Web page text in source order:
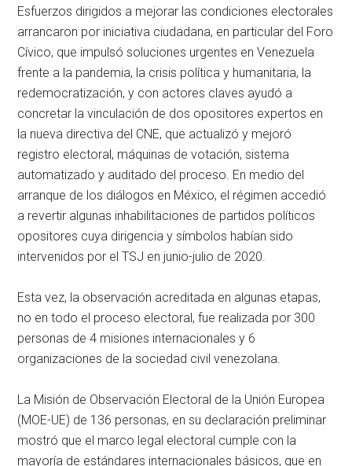
Esfuerzos dirigidos a mejorar las condiciones electorales
arrancaron por iniciativa ciudadana, en particular del Foro
Cívico, que impulsó soluciones urgentes en Venezuela
frente a la pandemia, la crisis política y humanitaria, la
redemocratización, y con actores claves ayudó a
concretar la vinculación de dos opositores expertos en
la nueva directiva del CNE, que actualizó y mejoró
registro electoral, máquinas de votación, sistema
automatizado y auditado del proceso. En medio del
arranque de los diálogos en México, el régimen accedió
a revertir algunas inhabilitaciones de partidos políticos
opositores cuya dirigencia y símbolos habían sido
intervenidos por el TSJ en junio-julio de 2020.
Esta vez, la observación acreditada en algunas etapas,
no en todo el proceso electoral, fue realizada por 300
personas de 4 misiones internacionales y 6
organizaciones de la sociedad civil venezolana.
La Misión de Observación Electoral de la Unión Europea
(MOE-UE) de 136 personas, en su declaración preliminar
mostró que el marco legal electoral cumple con la
mayoría de estándares internacionales básicos, que en